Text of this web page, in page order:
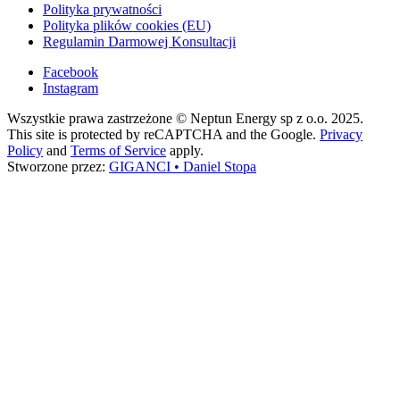
Polityka prywatności
Polityka plików cookies (EU)
Regulamin Darmowej Konsultacji
Facebook
Instagram
Wszystkie prawa zastrzeżone © Neptun Energy sp z o.o. 2025.
This site is protected by reCAPTCHA and the Google. Privacy
Policy and Terms of Service apply.
Stworzone przez: GIGANCI • Daniel Stopa